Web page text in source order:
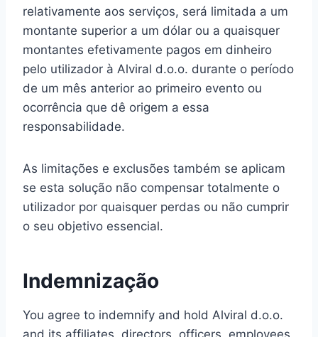
relativamente aos serviços, será limitada a um
montante superior a um dólar ou a quaisquer
montantes efetivamente pagos em dinheiro
pelo utilizador à Alviral d.o.o. durante o período
de um mês anterior ao primeiro evento ou
ocorrência que dê origem a essa
responsabilidade.
As limitações e exclusões também se aplicam
se esta solução não compensar totalmente o
utilizador por quaisquer perdas ou não cumprir
o seu objetivo essencial.
Indemnização
You agree to indemnify and hold Alviral d.o.o.
and its affiliates, directors, officers, employees,